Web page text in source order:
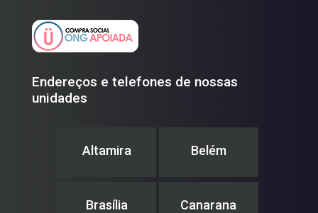
Endereços e telefones de nossas
unidades
Altamira Belém
Brasília Canarana